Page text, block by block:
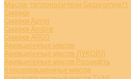
Масла-теплоносители Gazpromneft
Смазки
Смазки Aimol
Смазки Ambra
Смазки ARGO
Авиационные масла
Авиационные масла ЛУКОЙЛ
Авиационные масла Роснефть
Консервационные масла